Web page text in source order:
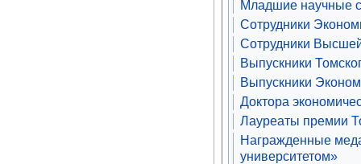
Младшие научные
Сотрудники
Сотрудники
Выпускники
Выпускники
Доктора
Лауреаты премии
Награжденные
университетом»